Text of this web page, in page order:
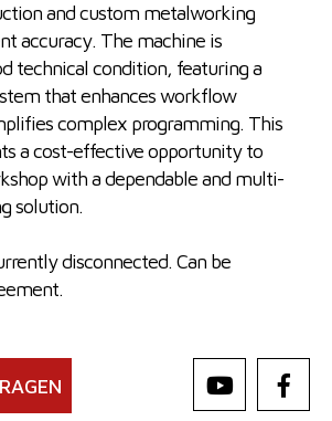
and custom metalworking
accuracy. The machine is
technical condition, featuring a
that enhances workflow
complex programming. This
a cost-effective opportunity to
with a dependable and multi-
solution.
disconnected. Can be